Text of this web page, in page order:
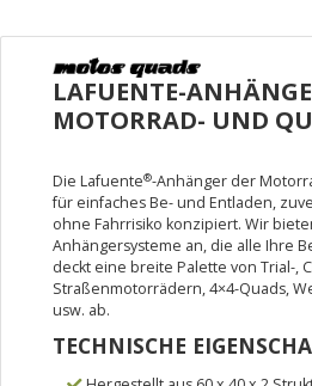
LAFUENTE-
MOTORRAD- UND
Die Lafuente®-Anhänger der
für einfaches Be- und Entladen,
ohne Fahrrisiko konzipiert. Wir
Anhängersysteme an, die alle Ihre
deckt eine breite Palette von Trial-,
Straßenmotorrädern, 4×4-Quads,
usw. ab.
TECHNISCHE